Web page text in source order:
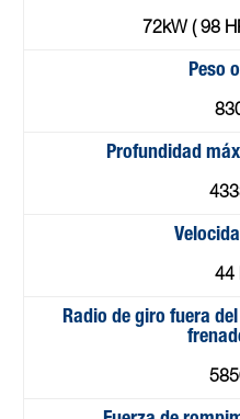
72kW ( 98
Peso
Profundidad
44
Radio de giro fuera